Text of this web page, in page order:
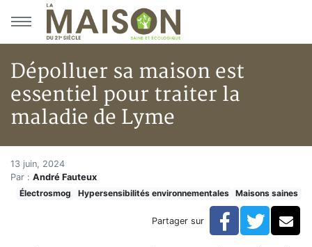
Aller au menu principal
Aller au contenu principal
Dépolluer sa maison est
essentiel pour traiter la
maladie de Lyme
Accueil
Articles
Maisons saines
Hypersensibilités environnementales
Dépolluer sa maison est essentiel pour traiter la
Dépolluer sa maison est
13 juin, 2024
Par : André Fauteux
Électrosmog
Hypersensibilités environnementales Maisons saines
Partager sur Facebook